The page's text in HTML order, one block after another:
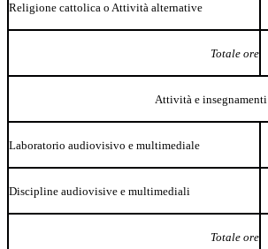
Religione cattolica o Attività alternative
Totale ore
Attività e insegnamenti
Laboratorio audiovisivo e multimediale
Discipline audiovisive e multimediali
Totale ore